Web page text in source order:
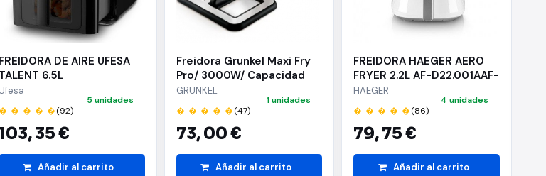
FREIDORA DE AIRE UFESA
TALENT 6.5L
Ufesa
� � � �(92)
103,35 €
5 unidades
Añadir al carrito
Freidora Grunkel Maxi Fry
Pro/ 3000W/ Capacidad
4.2L
GRUNKEL
� � � � �(47)
73,00 €
1 unidades
Añadir al carrito
FREIDORA HAEGER AERO
FRYER 2.2L AF-D22.001AAF-
D22
HAEGER
� � � � �(86)
79,75 €
4 unidades
Añadir al carrito